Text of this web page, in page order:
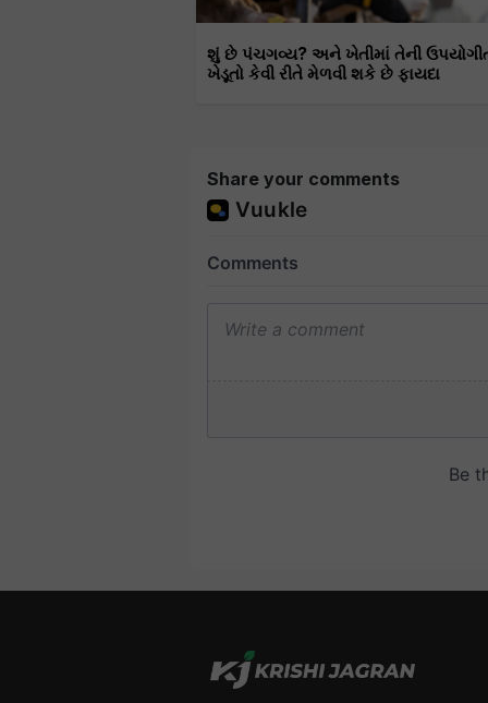
શું છે પંચગવ્ય? અને ખેતીમાં તેની
ખેડૂતો કેવી રીતે મેળવી શકે છે ફાયદા
Share your comments